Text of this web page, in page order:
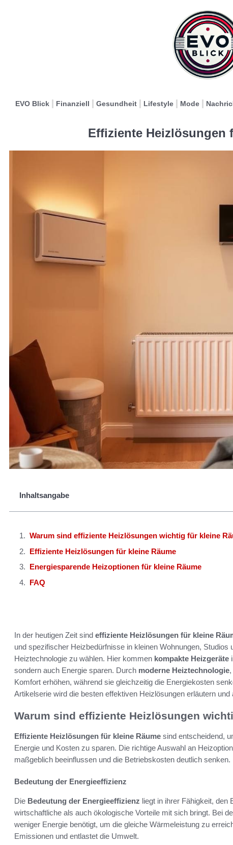
EVO Blick Finanziell Gesundheit Lifestyle Mode
Effiziente Heizlösungen
Inhaltsangabe
Warum sind effiziente Heizlösungen wichtig für kleine
Effiziente Heizlösungen für kleine Räume
Energiesparende Heizoptionen für kleine Räume
FAQ
In der heutigen Zeit sind effiziente Heizlösungen für kleine
und spezifischer Heizbedürfnisse in kleinen Wohnungen,
Heiztechnologie zu wählen. Hier kommen kompakte Heizgeräte
sondern auch Energie sparen. Durch moderne Heiztechnologie
Komfort erhöhen, während sie gleichzeitig die Energiekosten
Artikelserie wird die besten effektiven Heizlösungen erläutern und
Warum sind effiziente Heizlösungen
Effiziente Heizlösungen für kleine Räume sind entscheidend,
Energie und Kosten zu sparen. Die richtige Auswahl an
maßgeblich beeinflussen und die Betriebskosten deutlich senken.
Bedeutung der Energieeffizienz
Die Bedeutung der Energieeffizienz liegt in ihrer Fähigkeit, den
wirtschaftliche als auch ökologische Vorteile mit sich bringt. Bei
weniger Energie benötigt, um die gleiche Wärmeleistung zu
Emissionen und entlastet die Umwelt.